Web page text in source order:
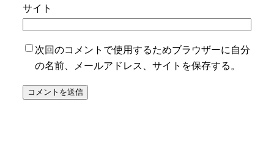
サイト
次回のコメントで使用するためブラウザーに自分
の名前、メールアドレス、サイトを保存する。